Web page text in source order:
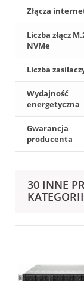
Złącza
Liczba złącz
NVMe
Liczba
Wydajność
energetyczna
Gwarancja
producenta
30 INNE